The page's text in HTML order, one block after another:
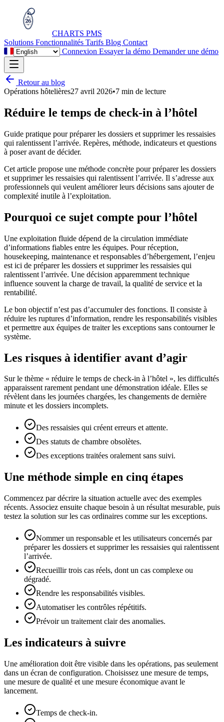
CHARTS PMS
Solutions Fonctionnalités Tarifs Blog Contact
ConnexionEssayer la démoDemander une démo
Retour au blog
Opérations hôtelières27 avril 2026•7 min de lecture
Réduire le temps de check-in à l’hôtel
Guide pratique pour préparer les dossiers et supprimer les ressaisies
qui ralentissent l’arrivée. Repères, méthode, indicateurs et questions
à poser avant de décider.
Cet article propose une méthode concrète pour préparer les dossiers
et supprimer les ressaisies qui ralentissent l’arrivée. Il s’adresse aux
professionnels qui veulent améliorer leurs décisions sans ajouter de
complexité inutile à l’exploitation.
Pourquoi ce sujet compte pour l’hôtel
Une exploitation fluide dépend de la circulation immédiate
d’informations fiables entre les équipes. Pour réception,
housekeeping, maintenance et responsables d’hébergement, l’enjeu
est ici de préparer les dossiers et supprimer les ressaisies qui
ralentissent l’arrivée. Une décision apparemment technique
influence souvent la charge de travail, la qualité de service et la
rentabilité.
Le bon objectif n’est pas d’accumuler des fonctions. Il consiste à
réduire les ruptures d’information, rendre les responsabilités visibles
et permettre aux équipes de traiter les exceptions sans contourner le
système.
Les risques à identifier avant d’agir
Sur le thème « réduire le temps de check-in à l’hôtel », les difficultés
apparaissent rarement pendant une démonstration idéale. Elles se
révèlent dans les journées chargées, les changements de dernière
minute et les dossiers incomplets.
Des ressaisies qui créent erreurs et attente.
Des statuts de chambre obsolètes.
Des exceptions traitées oralement sans suivi.
Une méthode simple en cinq étapes
Commencez par décrire la situation actuelle avec des exemples
récents. Associez ensuite chaque besoin à un résultat mesurable, puis
testez la solution sur les cas ordinaires comme sur les exceptions.
Nommer un responsable et les utilisateurs concernés par
préparer les dossiers et supprimer les ressaisies qui ralentissent
l’arrivée.
Recueillir trois cas réels, dont un cas complexe ou
dégradé.
Rendre les responsabilités visibles.
Automatiser les contrôles répétitifs.
Prévoir un traitement clair des anomalies.
Les indicateurs à suivre
Une amélioration doit être visible dans les opérations, pas seulement
dans un écran de configuration. Choisissez une mesure de temps,
une mesure de qualité et une mesure économique avant le
lancement.
Temps de check-in.